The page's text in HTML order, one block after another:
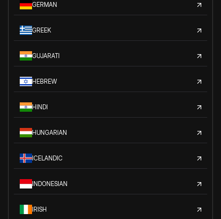
GERMAN
GREEK
GUJARATI
HEBREW
HINDI
HUNGARIAN
ICELANDIC
INDONESIAN
IRISH